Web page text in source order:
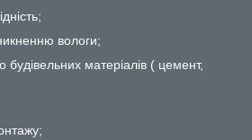
вологи;
будівельних матеріалів ( цемент,